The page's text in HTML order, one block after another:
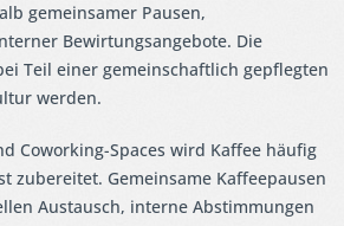
gemeinsamer Pausen,
Bewirtungsangebote. Die
Teil einer gemeinschaftlich gepflegten
werden.
Coworking-Spaces wird Kaffee häufig
zubereitet. Gemeinsame Kaffeepausen
Austausch, interne Abstimmungen